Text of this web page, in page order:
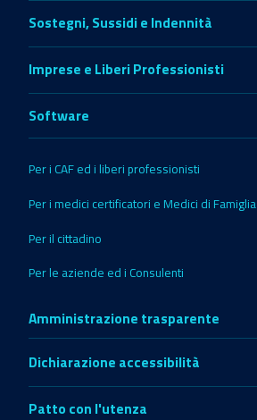
Sostegni, Sussidi e Indennità
Imprese e Liberi Professionisti
Software
Per i CAF ed i liberi professionisti
Per i medici certificatori e Medici di Famiglia
Per il cittadino
Per le aziende ed i Consulenti
Amministrazione trasparente
Dichiarazione accessibilità
Patto con l'utenza